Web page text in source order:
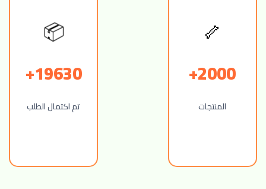
🦴
2000+
المنتجات
📦
19630+
تم اكتمال الطلب